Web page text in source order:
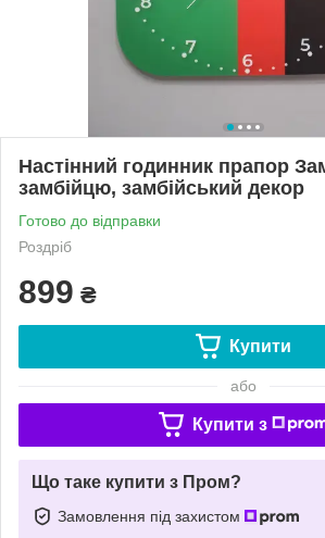
Настінний годинник прапор
замбійцю, замбійський декор
Готово до відправки
Роздріб
899 ₴
Купити
або
Купити з
Що таке купити з Пром?
Замовлення під захистом